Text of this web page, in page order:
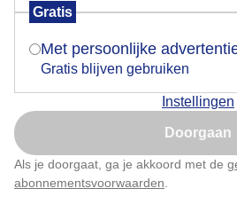
Gratis
Met persoonlijke
Gratis blijven gebruiken
Instellingen
Doorgaan
Als je doorgaat, ga je akkoord met de
abonnementsvoorwaarden
Door: Ton Wesselius
Is goed, toon de
Nu niet,
Klik hierom dit aan